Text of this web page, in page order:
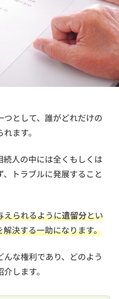
として、誰がどれだけの
ます。
人の中には全くもしくは
トラブルに発展すること
えられるように遺留分とい
決する一助になります。
な権利であり、どのよう
します。